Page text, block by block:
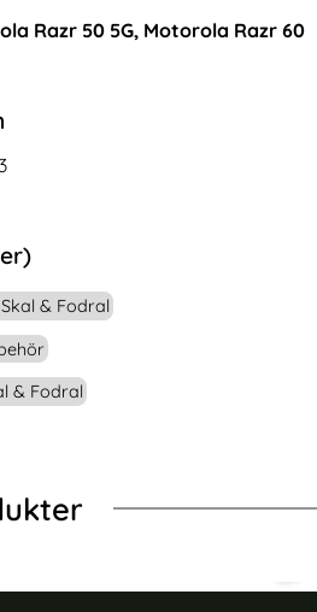
Razr 50 5G, Motorola Razr 60
& Fodral
& Fodral